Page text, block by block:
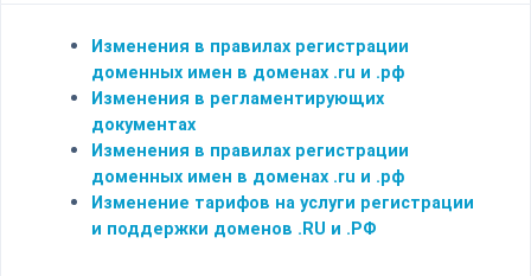
Изменения в правилах регистрации
доменных имен в доменах .ru и .рф
Изменения в регламентирующих
документах
Изменения в правилах регистрации
доменных имен в доменах .ru и .рф
Изменение тарифов на услуги регистрации
и поддержки доменов .RU и .РФ